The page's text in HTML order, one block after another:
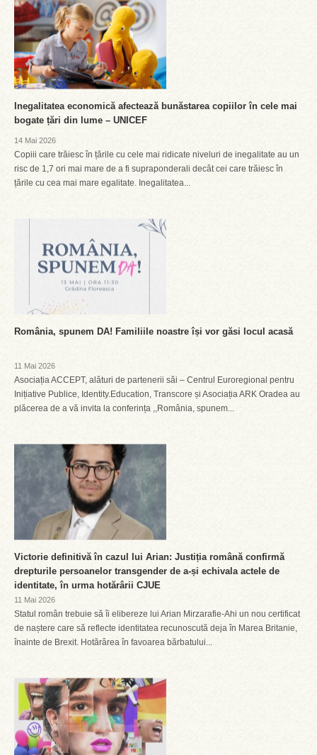
Inegalitatea economică afectează bunăstarea copiilor în cele mai
bogate țări din lume – UNICEF
14 Mai 2026
Copiii care trăiesc în țările cu cele mai ridicate niveluri de inegalitate au un
risc de 1,7 ori mai mare de a fi supraponderali decât cei care trăiesc în
țările cu cea mai mare egalitate. Inegalitatea...
România, spunem DA! Familiile noastre își vor găsi locul acasă
11 Mai 2026
Asociația ACCEPT, alături de partenerii săi – Centrul Euroregional pentru
Inițiative Publice, Identity.Education, Transcore și Asociația ARK Oradea au
plăcerea de a vă invita la conferința ,,România, spunem...
Victorie definitivă în cazul lui Arian: Justiția română confirmă
drepturile persoanelor transgender de a-și echivala actele de
identitate, în urma hotărârii CJUE
11 Mai 2026
Statul român trebuie să îi elibereze lui Arian Mirzarafie-Ahi un nou certificat
de naștere care să reflecte identitatea recunoscută deja în Marea Britanie,
înainte de Brexit. Hotărârea în favoarea bărbatului...